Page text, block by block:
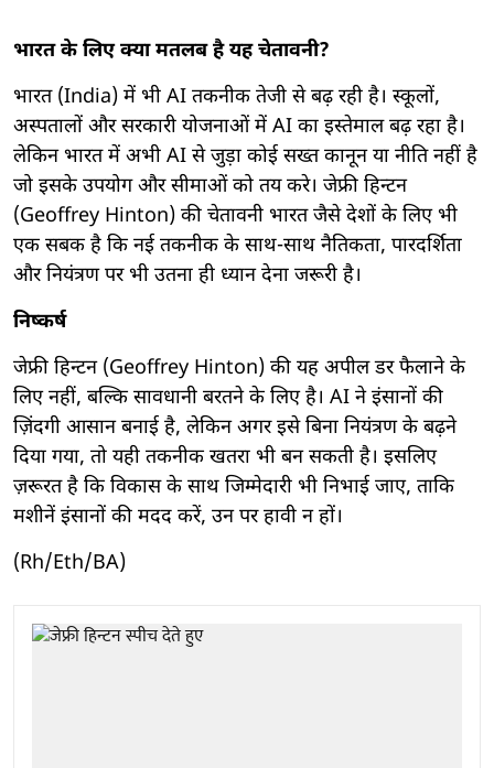
भारत के लिए क्या मतलब है यह चेतावनी?
भारत (India) में भी AI तकनीक तेजी से बढ़ रही है। स्कूलों,
अस्पतालों और सरकारी योजनाओं में AI का इस्तेमाल बढ़ रहा है।
लेकिन भारत में अभी AI से जुड़ा कोई सख्त कानून या नीति नहीं है
जो इसके उपयोग और सीमाओं को तय करे। जेफ्री हिन्टन
(Geoffrey Hinton) की चेतावनी भारत जैसे देशों के लिए भी
एक सबक है कि नई तकनीक के साथ-साथ नैतिकता, पारदर्शिता
और नियंत्रण पर भी उतना ही ध्यान देना जरूरी है।
निष्कर्ष
जेफ्री हिन्टन (Geoffrey Hinton) की यह अपील डर फैलाने के
लिए नहीं, बल्कि सावधानी बरतने के लिए है। AI ने इंसानों की
ज़िंदगी आसान बनाई है, लेकिन अगर इसे बिना नियंत्रण के बढ़ने
दिया गया, तो यही तकनीक खतरा भी बन सकती है। इसलिए
ज़रूरत है कि विकास के साथ जिम्मेदारी भी निभाई जाए, ताकि
मशीनें इंसानों की मदद करें, उन पर हावी न हों।
(Rh/Eth/BA)